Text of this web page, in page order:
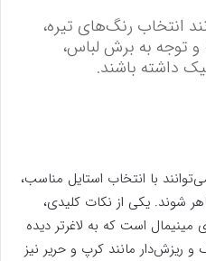
انتخاب رنگ‌های تیره،
و توجه به برش لباس،
داشته باشند.
با انتخاب استایل مناسب،
یکی از نکات کلیدی،
است که به لاغرتر دیده
مانند کرپ و حریر نیز